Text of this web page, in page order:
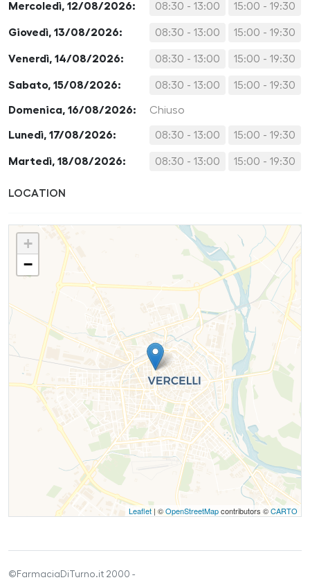
Mercoledì, 12/08/2026: 08:30 - 13:00 15:00 - 19:30
Giovedì, 13/08/2026: 08:30 - 13:00 15:00 - 19:30
Venerdì, 14/08/2026: 08:30 - 13:00 15:00 - 19:30
Sabato, 15/08/2026: 08:30 - 13:00 15:00 - 19:30
Domenica, 16/08/2026: Chiuso
Lunedì, 17/08/2026: 08:30 - 13:00 15:00 - 19:30
Martedì, 18/08/2026: 08:30 - 13:00 15:00 - 19:30
LOCATION
+
−
Leaflet | ©OpenStreetMapcontributors ©CARTO
©FarmaciaDiTurno.it 2000 -